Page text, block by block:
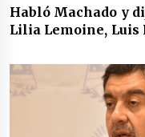
Habló Machado y
Lilia Lemoine, Luis